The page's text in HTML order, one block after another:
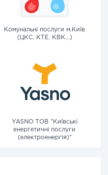
Комунальні послуги м.Київ
(ЦКС, КТЕ, КВК...)
YASNO ТОВ "Київські
енергетичні послуги
(електроенергія)"